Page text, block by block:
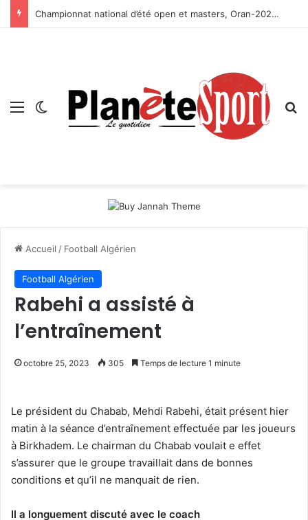
Championnat national d’été open et masters, Oran-2026 — Le CRB s’adjuge le titre
Menu Switch skin
Accueil / Football Algérien
Football Algérien
Rabehi a assisté à
l’entraînement
octobre 25, 2023 305 Temps de lecture 1 minute
Le président du Chabab, Mehdi Rabehi, était présent hier
matin à la séance d’entraînement effectuée par les joueurs
à Birkhadem. Le chairman du Chabab voulait e effet
s’assurer que le groupe travaillait dans de bonnes
conditions et qu’il ne manquait de rien.
Il a longuement discuté avec le coach